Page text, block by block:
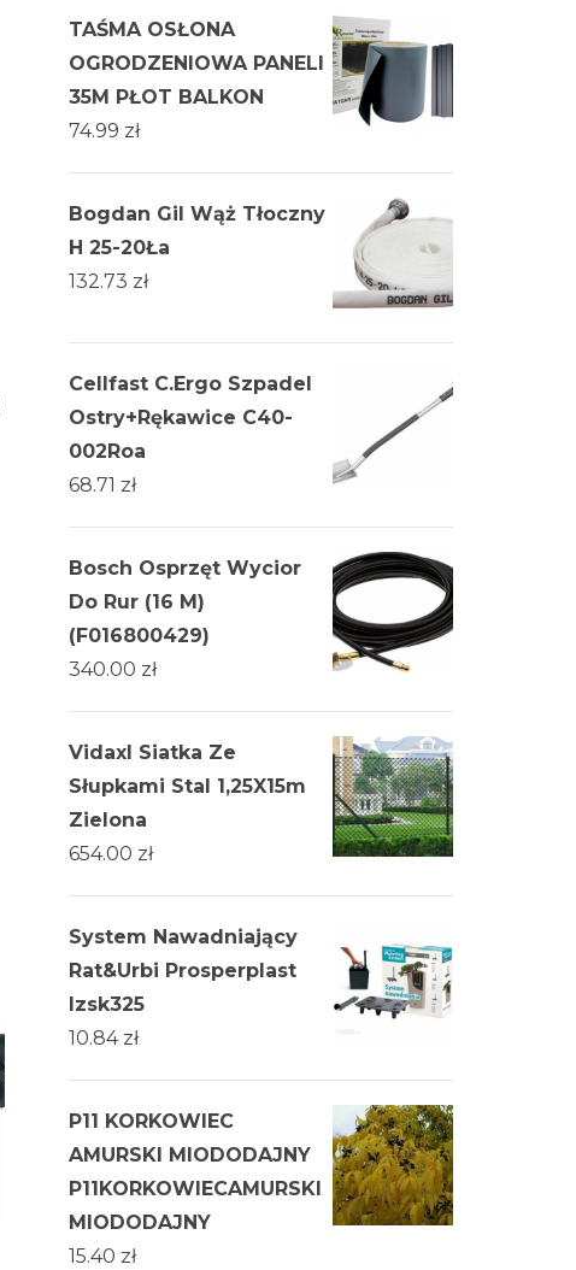
TAŚMA OSŁONA
OGRODZENIOWA PANELI
35M PŁOT BALKON
74.99 zł
Bogdan Gil Wąż Tłoczny
H 25-20Ła
132.73 zł
Cellfast C.Ergo Szpadel
Ostry+Rękawice C40-
002Roa
68.71 zł
Bosch Osprzęt Wycior
Do Rur (16 M)
(F016800429)
340.00 zł
Vidaxl Siatka Ze
Słupkami Stal 1,25X15m
Zielona
654.00 zł
System Nawadniający
Rat&Urbi Prosperplast
Izsk325
10.84 zł
P11 KORKOWIEC
AMURSKI MIODODAJNY
P11KORKOWIECAMURSKI
MIODODAJNY
15.40 zł